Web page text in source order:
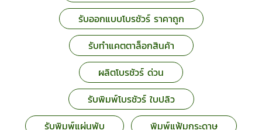
รับออกแบบโบรชัวร์ ราคาถูก
รับทําแคตตาล็อกสินค้า
ผลิตโบรชัวร์ ด่วน
รับพิมพ์โบรชัวร์ ใบปลิว
รับพิมพ์แผ่นพับ
พิมพ์แฟ้มกระดาษ